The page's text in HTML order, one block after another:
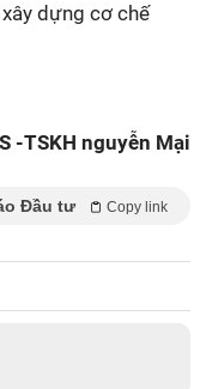
dựng cơ chế
-TSKH nguyễn Mại
Đầu tư Copy link